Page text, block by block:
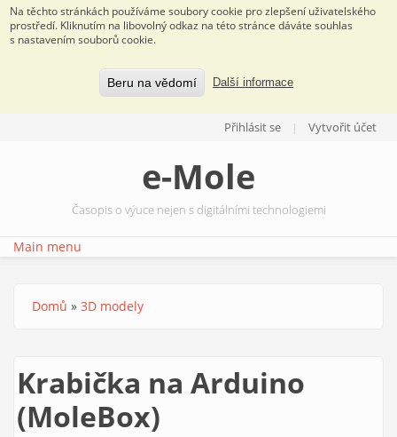
Na těchto stránkách používáme soubory cookie pro zlepšení uživatelského
prostředí. Kliknutím na libovolný odkaz na této stránce dáváte souhlas
s nastavením souborů cookie.
Beru na vědomí Další informace
Přihlásit se Vytvořit účet
e-Mole
Časopis o výuce nejen s digitálními technologiemi
Main menu
Jste zde
Domů » 3D modely
Krabička na Arduino
(MoleBox)